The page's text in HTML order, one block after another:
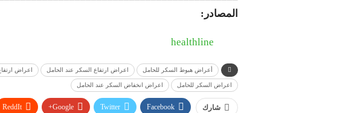
المصادر:
healthline
أعراض هبوط السكر للحامل اعراض ارتفاع السكر عند الحامل اعراض
اعراض السكر للحامل اعراض انخفاض السكر عند الحامل
شارك Facebook
Twitter
Google+
ReddIt